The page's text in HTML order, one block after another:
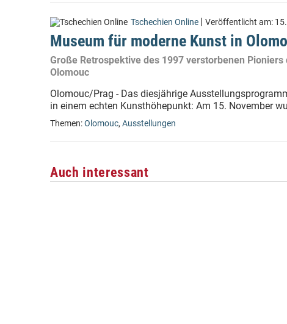
Tschechien Online | Veröffentlicht am:
Museum für moderne Kunst in
Große Retrospektive des 1997 verstorbenen
Olomouc
Olomouc/Prag - Das diesjährige
in einem echten Kunsthöhepunkt: Am 15. November
Themen:Olomouc, Ausstellungen
Auch interessant